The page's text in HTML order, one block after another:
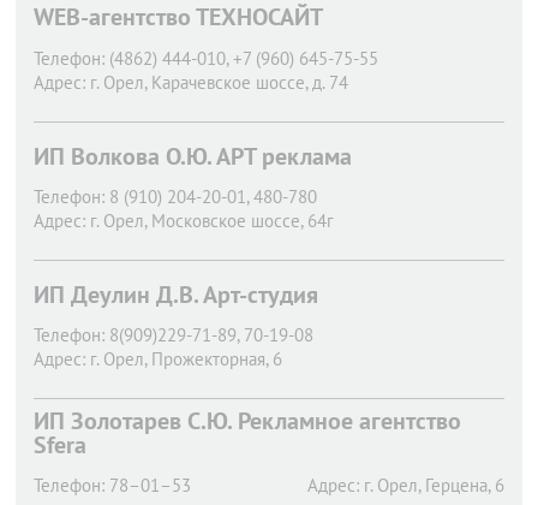
WEB-агентство ТЕХНОСАЙТ
Телефон: (4862) 444-010, +7 (960) 645-75-55
Адрес: г. Орел, Карачевское шоссе, д. 74
ИП Волкова О.Ю. АРТ реклама
Телефон: 8 (910) 204-20-01, 480-780
Адрес: г. Орел, Московское шоссе, 64г
ИП Деулин Д.В. Арт-студия
Телефон: 8(909)229-71-89, 70-19-08
Адрес: г. Орел, Прожекторная, 6
ИП Золотарев С.Ю. Рекламное агентство
Sfera
Телефон: 78–01–53 Адрес: г. Орел, Герцена, 6